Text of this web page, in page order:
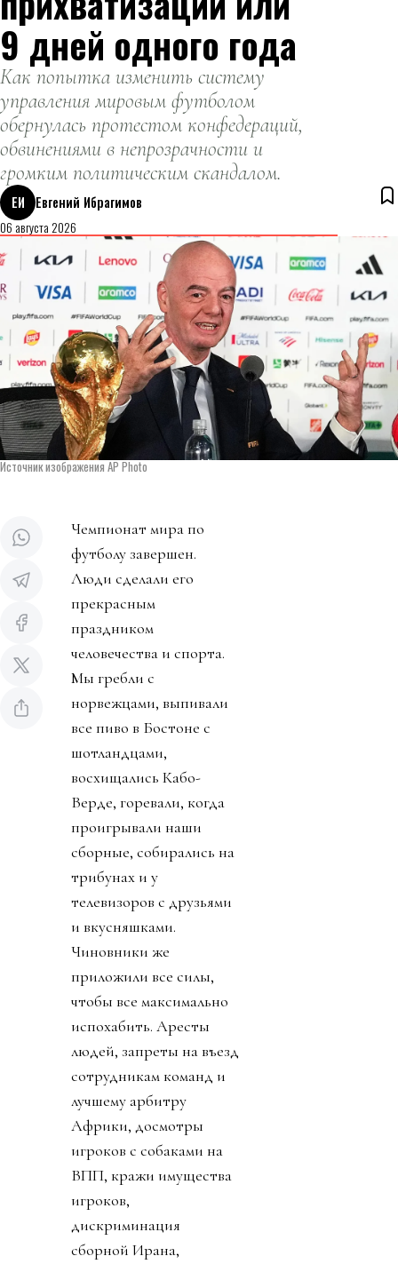
9 дней одного года
Как попытка изменить систему
управления мировым футболом
обернулась протестом конфедераций,
обвинениями в непрозрачности и
громким политическим скандалом.
ЕИ
Евгений Ибрагимов
06 августа 2026
Источник изображения AP Photo
Чемпионат мира по
футболу завершен.
Люди сделали его
прекрасным
праздником
человечества и спорта.
Мы гребли с
норвежцами, выпивали
все пиво в Бостоне с
шотландцами,
восхищались Кабо-
Верде, горевали, когда
проигрывали наши
сборные, собирались на
трибунах и у
телевизоров с друзьями
и вкусняшками.
Чиновники же
приложили все силы,
чтобы все максимально
испохабить. Аресты
людей, запреты на въезд
сотрудникам команд и
лучшему арбитру
Африки, досмотры
игроков с собаками на
ВПП, кражи имущества
игроков,
дискриминация
сборной Ирана,